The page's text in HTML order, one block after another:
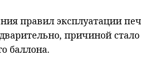
правил эксплуатации
причиной
баллона.